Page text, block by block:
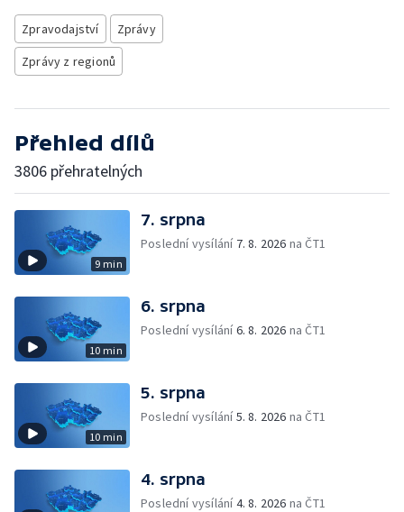
Zpravodajství
Zprávy
Zprávy z regionů
Přehled dílů
3806 přehratelných
9 min
7. srpna
Poslední vysílání 7. 8. 2026 na ČT1
10 min
6. srpna
Poslední vysílání6. 8. 2026 na ČT1
10 min
5. srpna
Poslední vysílání5. 8. 2026 na ČT1
4. srpna
Poslední vysílání4. 8. 2026 na ČT1